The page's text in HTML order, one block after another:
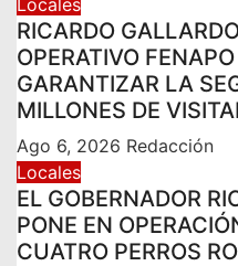
RICARDO
OPERATIVO
GARANTIZAR LA
MILLONES DE
Ago 6, 2026 Redacción
Locales
EL GOBERNADOR
PONE EN
CUATRO PERROS